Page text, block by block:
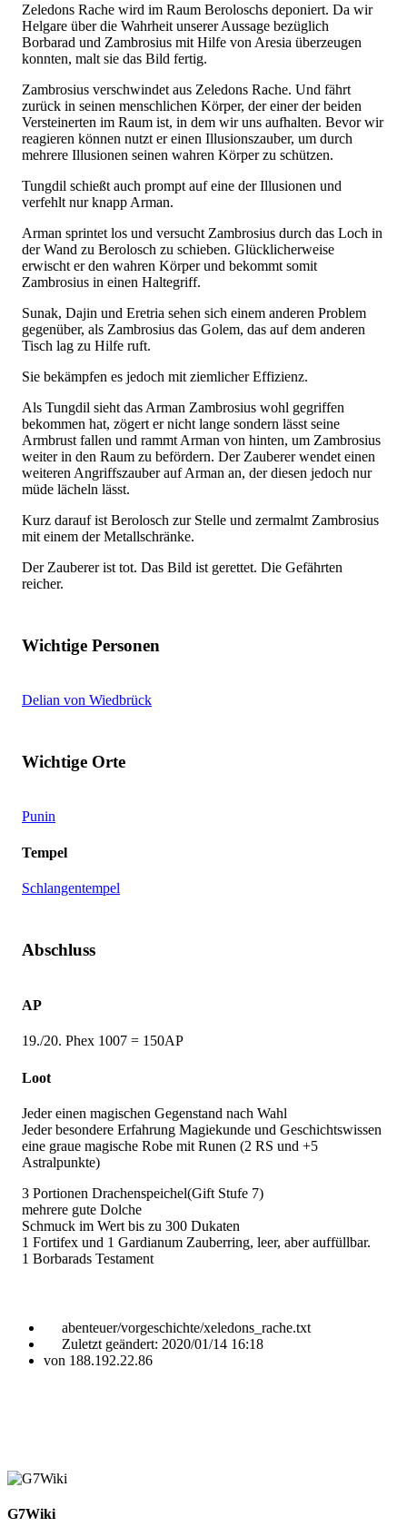
Zeledons Rache wird im Raum Beroloschs deponiert. Da wir
Helgare über die Wahrheit unserer Aussage bezüglich
Borbarad und Zambrosius mit Hilfe von Aresia überzeugen
konnten, malt sie das Bild fertig.
Zambrosius verschwindet aus Zeledons Rache. Und fährt
zurück in seinen menschlichen Körper, der einer der beiden
Versteinerten im Raum ist, in dem wir uns aufhalten. Bevor wir
reagieren können nutzt er einen Illusionszauber, um durch
mehrere Illusionen seinen wahren Körper zu schützen.
Tungdil schießt auch prompt auf eine der Illusionen und
verfehlt nur knapp Arman.
Arman sprintet los und versucht Zambrosius durch das Loch in
der Wand zu Berolosch zu schieben. Glücklicherweise
erwischt er den wahren Körper und bekommt somit
Zambrosius in einen Haltegriff.
Sunak, Dajin und Eretria sehen sich einem anderen Problem
gegenüber, als Zambrosius das Golem, das auf dem anderen
Tisch lag zu Hilfe ruft.
Sie bekämpfen es jedoch mit ziemlicher Effizienz.
Als Tungdil sieht das Arman Zambrosius wohl gegriffen
bekommen hat, zögert er nicht lange sondern lässt seine
Armbrust fallen und rammt Arman von hinten, um Zambrosius
weiter in den Raum zu befördern. Der Zauberer wendet einen
weiteren Angriffszauber auf Arman an, der diesen jedoch nur
müde lächeln lässt.
Kurz darauf ist Berolosch zur Stelle und zermalmt Zambrosius
mit einem der Metallschränke.
Der Zauberer ist tot. Das Bild ist gerettet. Die Gefährten
reicher.
Wichtige Personen
Delian von Wiedbrück
Wichtige Orte
Punin
Tempel
Schlangentempel
Abschluss
AP
19./20. Phex 1007 = 150AP
Loot
Jeder einen magischen Gegenstand nach Wahl
Jeder besondere Erfahrung Magiekunde und Geschichtswissen
eine graue magische Robe mit Runen (2 RS und +5
Astralpunkte)
3 Portionen Drachenspeichel(Gift Stufe 7)
mehrere gute Dolche
Schmuck im Wert bis zu 300 Dukaten
1 Fortifex und 1 Gardianum Zauberring, leer, aber auffüllbar.
1 Borbarads Testament
abenteuer/vorgeschichte/xeledons_rache.txt
Zuletzt geändert: 2020/01/14 16:18
von 188.192.22.86
G7Wiki